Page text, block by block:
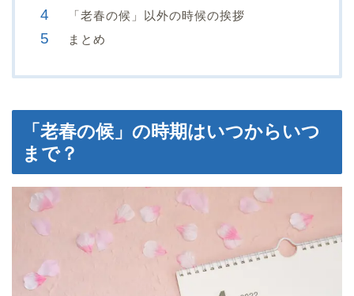
「老春の候」以外の時候の挨拶
まとめ
「老春の候」の時期はいつからいつ
まで？